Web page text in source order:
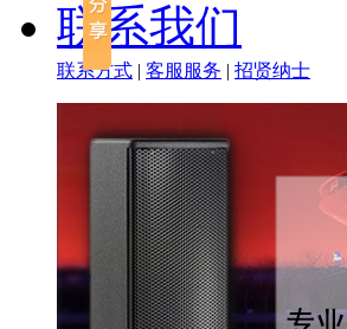
联系我们
联系方式 | 客服服务 | 招贤纳士